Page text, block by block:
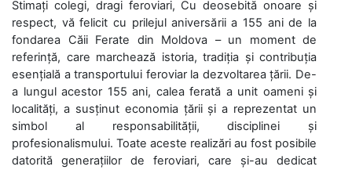
Stimați colegi, dragi feroviari, Cu deosebită onoare și
respect, vă felicit cu prilejul aniversării a 155 ani de la
fondarea Căii Ferate din Moldova – un moment de
referință, care marchează istoria, tradiția și contribuția
esențială a transportului feroviar la dezvoltarea țării. De-
a lungul acestor 155 ani, calea ferată a unit oameni și
localități, a susținut economia țării și a reprezentat un
simbol al responsabilității, disciplinei și
profesionalismului. Toate aceste realizări au fost posibile
datorită generațiilor de feroviari, care și-au dedicat